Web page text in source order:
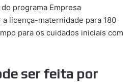
programa Empresa
licença-maternidade para 180
para os cuidados iniciais com
ser feita por